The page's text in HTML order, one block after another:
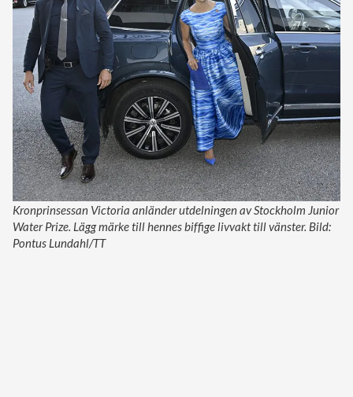
Kronprinsessan Victoria anländer utdelningen av Stockholm Junior
Water Prize. Lägg märke till hennes biffige livvakt till vänster. Bild:
Pontus Lundahl/TT